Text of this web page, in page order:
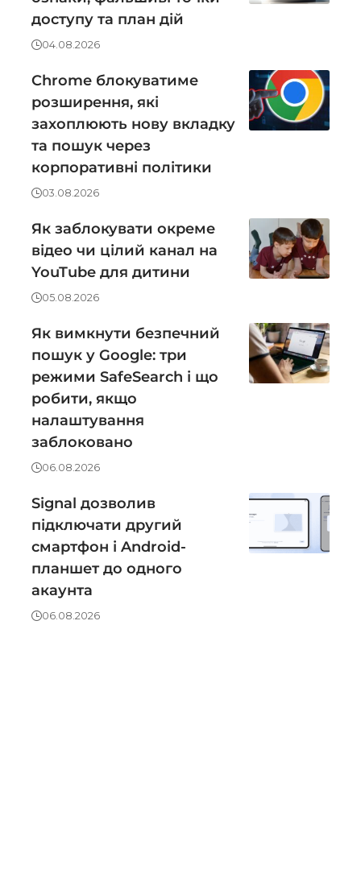
доступу та план дій
04.08.2026
Chrome блокуватиме
розширення, які
захоплюють нову вкладку
та пошук через
корпоративні політики
03.08.2026
Як заблокувати окреме
відео чи цілий канал на
YouTube для дитини
05.08.2026
Як вимкнути безпечний
пошук у Google: три
режими SafeSearch і що
робити, якщо
налаштування
заблоковано
06.08.2026
Signal дозволив
підключати другий
смартфон і Android-
планшет до одного
акаунта
06.08.2026